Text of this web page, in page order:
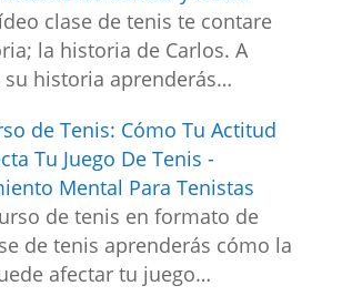
clase de tenis te contare
la historia de Carlos. A
su historia aprenderás…
de Tenis: Cómo Tu Actitud
Tu Juego De Tenis -
Mental Para Tenistas
de tenis en formato de
de tenis aprenderás cómo la
afectar tu juego…